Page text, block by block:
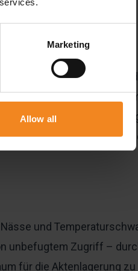
Marketing
Allow all
oder Verträge,
– wenn auch nicht in
haben. Das
Einsicht in Top-
und
unbefugtem Zugriff –
für die Aktenlagerung zu